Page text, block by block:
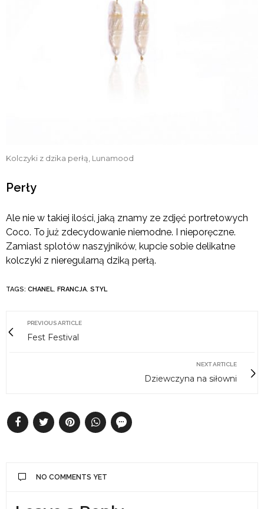
Kolczyki z dzika perłą, Lunamood
Perły
Ale nie w takiej ilości, jaką znamy ze zdjęć portretowych
Coco. To już zdecydowanie niemodne. I nieporęczne.
Zamiast splotów naszyjników, kupcie sobie delikatne
kolczyki z nieregularną dziką perłą.
TAGS: CHANEL, FRANCJA, STYL
PREVIOUS ARTICLE
Fest Festival
NEXT ARTICLE
Dziewczyna na siłowni
NO COMMENTS YET